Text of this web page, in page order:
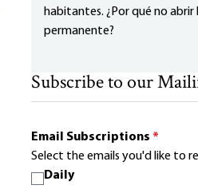
habitantes. ¿Por qué no
permanente?
Subscribe to our
Email Subscriptions *
Select the emails you'd like to
Daily